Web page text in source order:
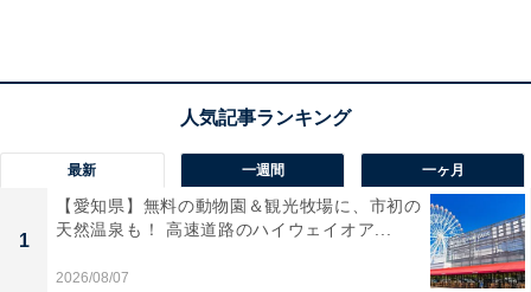
宿泊者からは「ラウンジがたくさんあり、ゆったりと楽
しめました」「食事はどれも美味しく、部屋からの眺め
も最高」との声が寄せられています。スポーツやお抹茶
体験などアクティビティも充実し、世代を問わず楽しめ
最新 一週間 一ヶ月
1
【愛知県】無料の動物園＆観光牧場に、市初の
天然温泉も！ 高速道路のハイウェイオア...
2026/08/07